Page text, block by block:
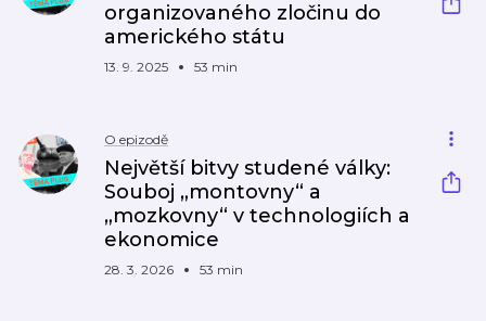
organizovaného zločinu do
amerického státu
13. 9. 2025 53 min
O epizodě
Největší bitvy studené války:
Souboj „montovny“ a
„mozkovny“ v technologiích a
ekonomice
28. 3. 2026 53 min